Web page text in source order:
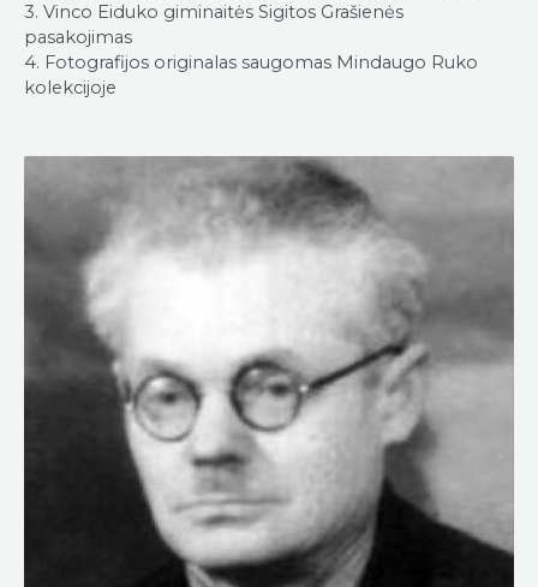
3. Vinco Eiduko giminaitės Sigitos Grašienės
pasakojimas
4. Fotografijos originalas saugomas Mindaugo Ruko
kolekcijoje